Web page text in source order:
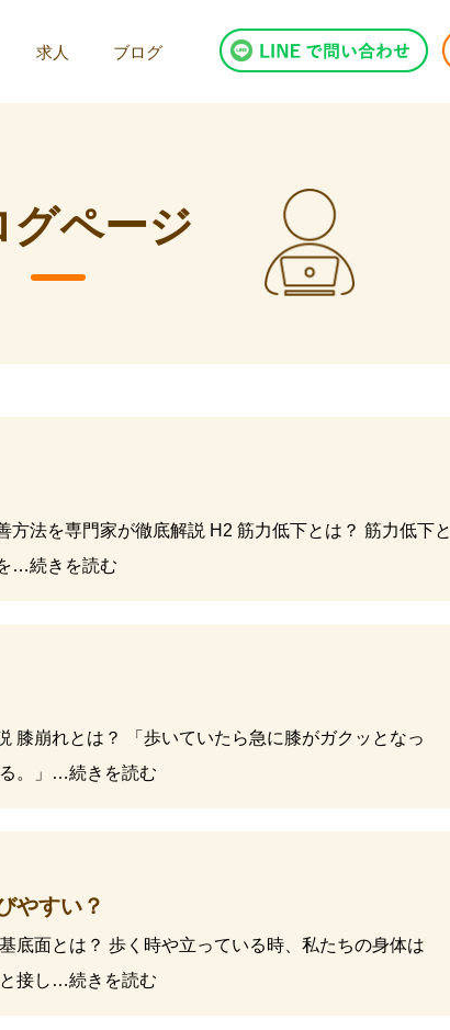
求人 ブログ
グページ
法を専門家が徹底解説 H2 筋力低下とは？ 筋力低下と
…続きを読む
膝崩れとは？ 「歩いていたら急に膝がガクッとなっ
。」…続きを読む
やすい？
底面とは？ 歩く時や立っている時、私たちの身体は
と接し…続きを読む